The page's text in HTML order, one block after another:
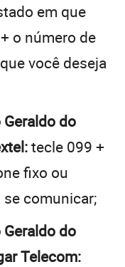
em que
o número de
você deseja
Geraldo do
tecle 099 +
fixo ou
comunicar;
Geraldo do
Telecom: